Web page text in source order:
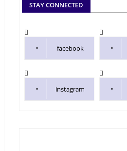
STAY CONNECTED
facebook
instagram